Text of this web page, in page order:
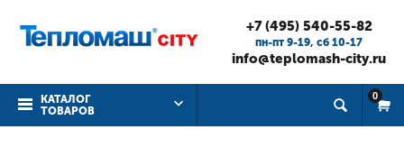
+7 (495) 540-55-82
пн-пт 9-19, cб 10-17
info@teplomash-city.ru
КАТАЛОГ
ТОВАРОВ
0